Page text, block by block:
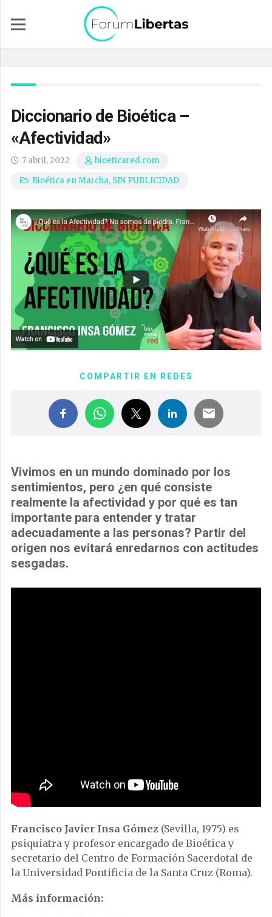
Diccionario de Bioética –
«Afectividad»
7 abril, 2022
bioeticared.com
Bioética en Marcha, SIN PUBLICIDAD
COMPARTIR EN REDES
Vivimos en un mundo dominado por los
sentimientos, pero ¿en qué consiste
realmente la afectividad y por qué es tan
importante para entender y tratar
adecuadamente a las personas? Partir del
origen nos evitará enredarnos con actitudes
sesgadas.
Francisco Javier Insa Gómez (Sevilla, 1975) es
psiquiatra y profesor encargado de Bioética y
secretario del Centro de Formación Sacerdotal de
la Universidad Pontificia de la Santa Cruz (Roma).
Más información: